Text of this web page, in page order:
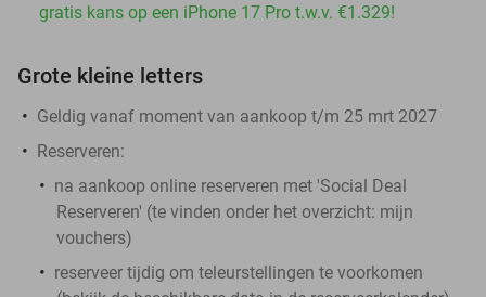
gratis kans op een iPhone 17 Pro t.w.v. €1.329!
Grote kleine letters
Geldig vanaf moment van aankoop t/m 25 mrt 2027
Reserveren:
na aankoop online reserveren met 'Social Deal
Reserveren' (te vinden onder het overzicht: mijn
vouchers)
reserveer tijdig om teleurstellingen te voorkomen